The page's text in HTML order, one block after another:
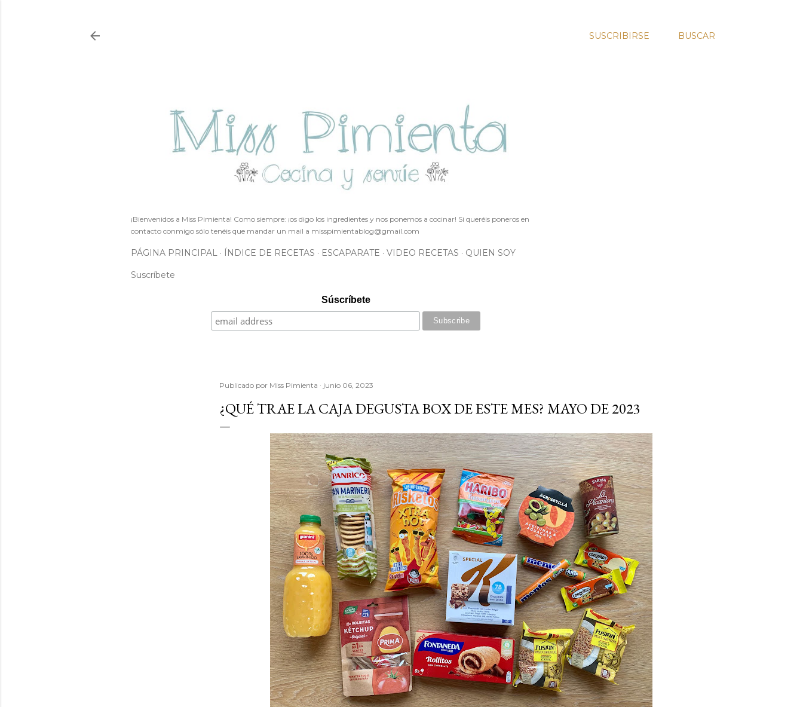
SUSCRIBIRSE BUSCAR
¡Bienvenidos a Miss Pimienta! Como siempre: ¡os digo los ingredientes y nos ponemos a cocinar! Si queréis poneros en
contacto conmigo sólo tenéis que mandar un mail a misspimientablog@gmail.com
PÁGINA PRINCIPAL ÍNDICE DE RECETAS ESCAPARATE VIDEO RECETAS QUIEN SOY
Suscríbete
Súscríbete
Publicado por Miss Pimienta junio 06, 2023
¿QUÉ TRAE LA CAJA DEGUSTA BOX DE ESTE MES? MAYO DE 2023